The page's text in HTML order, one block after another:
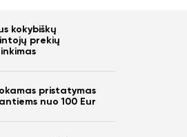
kokybiškų
prekių
pristatymas
nuo 100 Eur
sutaupyti
10%
užsakymo?